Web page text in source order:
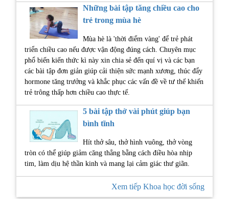
Những bài tập tăng chiều cao cho
trẻ trong mùa hè
Mùa hè là 'thời điểm vàng' để trẻ phát
triển chiều cao nếu được vận động đúng cách. Chuyên mục
phổ biến kiến thức kì này xin chia sẻ đến quí vị và các bạn
các bài tập đơn giản giúp cải thiện sức mạnh xương, thúc đẩy
hormone tăng trưởng và khắc phục các vấn đề về tư thế khiến
trẻ trông thấp hơn chiều cao thực tế.
5 bài tập thở vài phút giúp bạn
bình tĩnh
Hít thở sâu, thở hình vuông, thở vòng
tròn có thể giúp giảm căng thẳng bằng cách điều hòa nhịp
tim, làm dịu hệ thần kinh và mang lại cảm giác thư giãn.
Xem tiếp Khoa học đời sống